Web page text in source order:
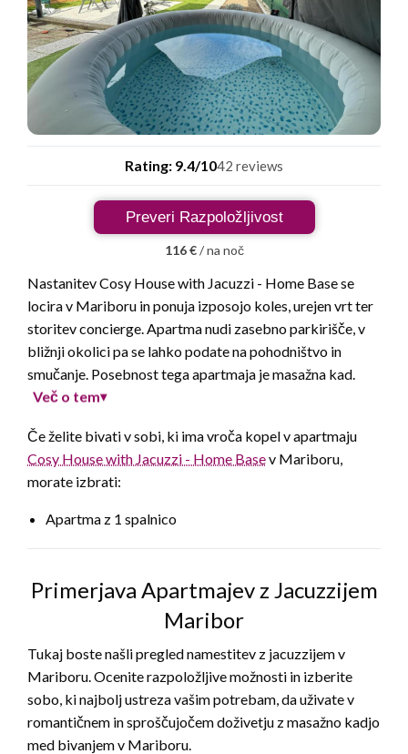
Rating: 9.4/1042 reviews
Preveri Razpoložljivost
116 €/ na noč
Nastanitev Cosy House with Jacuzzi - Home Base se
locira v Mariboru in ponuja izposojo koles, urejen vrt ter
storitev concierge. Apartma nudi zasebno parkirišče, v
bližnji okolici pa se lahko podate na pohodništvo in
smučanje. Posebnost tega apartmaja je masažna kad.
Več o tem▾
Če želite bivati v sobi, ki ima vroča kopel v apartmaju
Cosy House with Jacuzzi - Home Basev Mariboru,
morate izbrati:
Apartma z 1 spalnico
Primerjava Apartmajev z Jacuzzijem
Maribor
Tukaj boste našli pregled namestitev z jacuzzijem v
Mariboru. Ocenite razpoložljive možnosti in izberite
sobo, ki najbolj ustreza vašim potrebam, da uživate v
romantičnem in sproščujočem doživetju z masažno kadjo
med bivanjem v Mariboru.